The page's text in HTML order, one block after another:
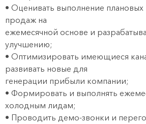
• Оценивать выполнение плановых
продаж на
ежемесячной основе и
улучшению;
• Оптимизировать имеющиеся
развивать новые для
генерации прибыли компании;
• Формировать и выполнять
холодным лидам;
• Проводить демо-звонки и